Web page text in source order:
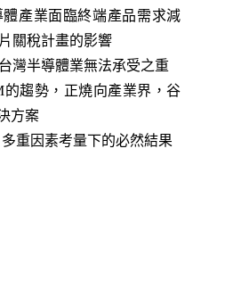
產業面臨終端產品需求減
關稅計畫的影響
灣半導體業無法承受之重
趨勢，正燒向產業界，谷
方案
重因素考量下的必然結果